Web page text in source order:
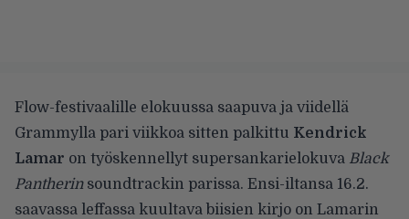
Flow-festivaalille elokuussa saapuva ja viidellä
Grammylla pari viikkoa sitten palkittu Kendrick
Lamar on työskennellyt supersankarielokuva Black
Pantherinsoundtrackin parissa. Ensi-iltansa 16.2.
saavassa leffassa kuultava biisien kirjo on Lamarin